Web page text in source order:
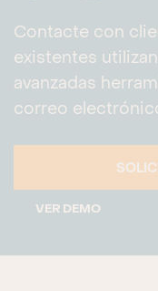
Contacte con
existentes
avanzadas
correo
VER DEMO